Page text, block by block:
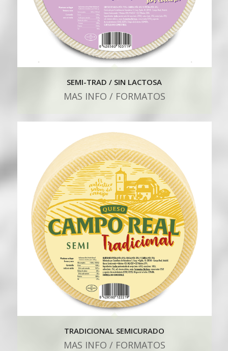
SEMI-TRAD / SIN LACTOSA
MAS INFO / FORMATOS
TRADICIONAL SEMICURADO
MAS INFO / FORMATOS